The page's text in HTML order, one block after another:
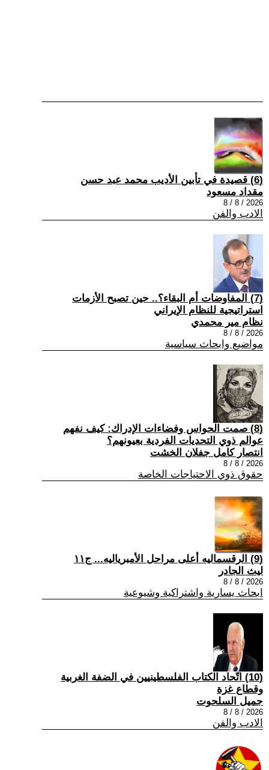
(6) قصيدة في تأبين الأديب محمد عبد حسن
مقداد مسعود
2026 / 8 / 8
الادب والفن
(7) المفاوضات أم البقاء؟.. حين تصبح الأزمات
استراتيجية للنظام الإيراني
نظام مير محمدي
2026 / 8 / 8
مواضيع وابحاث سياسية
(8) صمت الحواس وفضاءات الإدراك: كيف نفهم
عوالم ذوي التحديات الفردية بعيونهم؟
انتصار كامل جفلان الخشت
2026 / 8 / 8
حقوق ذوي الاحتياجات الخاصة
(9) الرقسماليه أعلى مراحل الأمبرياليه... ج١١
ليث الجادر
2026 / 8 / 8
ابحاث يسارية واشتراكية وشيوعية
(10) اتّحاد الكتاب الفلسطينيين في الضفة الغربية
وقطاع غزة
جميل السلحوت
2026 / 8 / 8
الادب والفن